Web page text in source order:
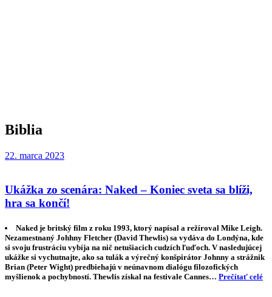
Biblia
22. marca 2023
Ukážka zo scenára: Naked – Koniec sveta sa blíži,
hra sa končí!
Naked je britský film z roku 1993, ktorý napísal a režíroval Mike Leigh.
Nezamestnaný Johhny Fletcher (David Thewlis) sa vydáva do Londýna, kde
si svoju frustráciu vybíja na nič netušiacich cudzích ľuďoch. V nasledujúcej
ukážke si vychutnajte, ako sa tulák a výrečný konšpirátor Johnny a strážnik
Brian (Peter Wight) predbiehajú v neúnavnom dialógu filozofických
myšlienok a pochybností. Thewlis získal na festivale Cannes… Prečítať celé